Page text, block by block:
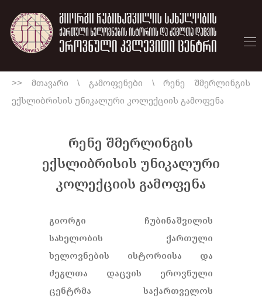
>> მთავარი \ გამოფენები \რენე შმერლინგის
ექსლიბრისის უნიკალური კოლექციის გამოფენა
რენე შმერლინგის
ექსლიბრისის უნიკალური
კოლექციის გამოფენა
გიორგი ჩუბინაშვილის
სახელობის ქართული
ხელოვნების ისტორიისა და
ძეგლთა დაცვის ეროვნული
ცენტრმა საქართველოს